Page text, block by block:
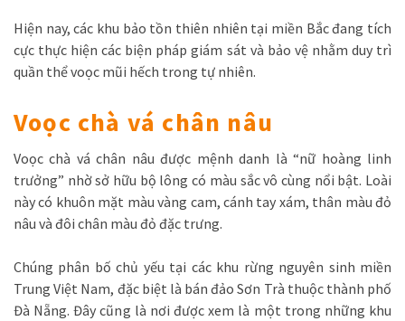
Hiện nay, các khu bảo tồn thiên nhiên tại miền Bắc đang tích
cực thực hiện các biện pháp giám sát và bảo vệ nhằm duy trì
quần thể voọc mũi hếch trong tự nhiên.
Voọc chà vá chân nâu
Voọc chà vá chân nâu được mệnh danh là “nữ hoàng linh
trưởng” nhờ sở hữu bộ lông có màu sắc vô cùng nổi bật. Loài
này có khuôn mặt màu vàng cam, cánh tay xám, thân màu đỏ
nâu và đôi chân màu đỏ đặc trưng.
Chúng phân bố chủ yếu tại các khu rừng nguyên sinh miền
Trung Việt Nam, đặc biệt là bán đảo Sơn Trà thuộc thành phố
Đà Nẵng. Đây cũng là nơi được xem là một trong những khu